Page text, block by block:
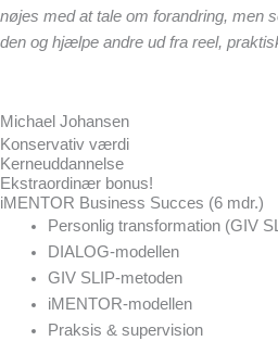
nøjes med at tale om forandring, men
den og hjælpe andre ud fra reel,
Michael Johansen
Konservativ værdi
Kerneuddannelse
Ekstraordinær bonus!
iMENTOR Business Succes (6 mdr.)
Personlig transformation (GIV
DIALOG-modellen
GIV SLIP-metoden
iMENTOR-modellen
Praksis & supervision